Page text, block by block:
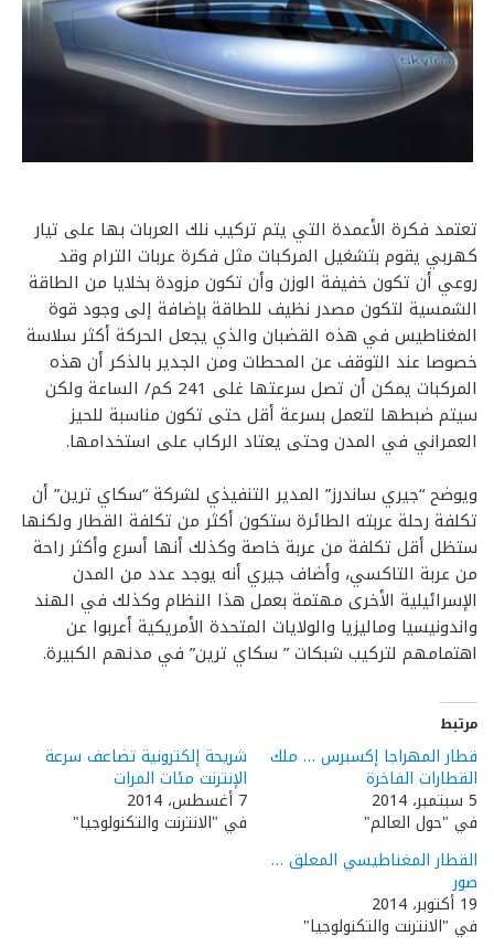
تعتمد فكرة الأعمدة التي يتم تركيب نلك العربات بها على تيار
كهربي يقوم بتشغيل المركبات مثل فكرة عربات الترام وقد
روعي أن تكون خفيفة الوزن وأن تكون مزودة بخلايا من الطاقة
الشمسية لتكون مصدر نظيف للطاقة بإضافة إلى وجود قوة
المغناطيس في هذه القضبان والذي يجعل الحركة أكثر سلاسة
خصوصا عند التوقف عن المحطات ومن الجدير بالذكر أن هذه
المركبات يمكن أن تصل سرعتها غلى 241 كم/ الساعة ولكن
سيتم ضبطها لتعمل بسرعة أقل حتى تكون مناسبة للحيز
العمراني في المدن وحتى يعتاد الركاب على استخدامها.
ويوضح “جيري ساندرز” المدير التنفيذي لشركة “سكاي ترين” أن
تكلفة رحلة عربته الطائرة ستكون أكثر من تكلفة القطار ولكنها
ستظل أقل تكلفة من عربة خاصة وكذلك أنها أسرع وأكثر راحة
من عربة التاكسي، وأضاف جيري أنه يوجد عدد من المدن
الإسرائيلية الأخرى مهتمة بعمل هذا النظام وكذلك في الهند
واندونيسيا وماليزيا والولايات المتحدة الأمريكية أعربوا عن
اهتمامهم لتركيب شبكات ” سكاي ترين” في مدنهم الكبيرة.
مرتبط
قطار المهراجا إكسبرس … ملك
القطارات الفاخرة
5 سبتمبر، 2014
في "حول العالم"
شريحة إلكترونية تضاعف سرعة
الإنترنت مئات المرات
7 أغسطس، 2014
في "الانترنت والتكنولوجيا"
القطار المغناطيسي المعلق …
صور
19 أكتوبر، 2014
في "الانترنت والتكنولوجيا"